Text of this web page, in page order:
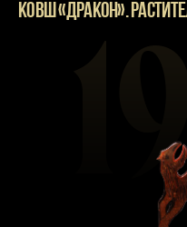
КОВШ «ДРАКОН».